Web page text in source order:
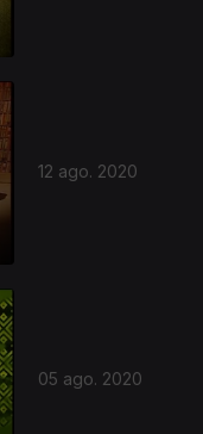
12 ago. 2020
05 ago. 2020